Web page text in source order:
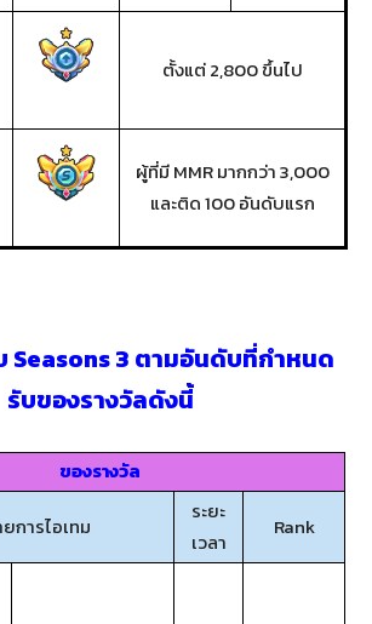
ตั้งแต่ 2,800 ขึ้นไป
ผู้ที่มี MMR มากกว่า 3,000
และติด 100 อันดับแรก
Seasons 3 ตามอันดับที่กำหนด
รับของรางวัลดังนี้
ของรางวัล
ยการไอเทม
ระยะ
เวลา
Rank